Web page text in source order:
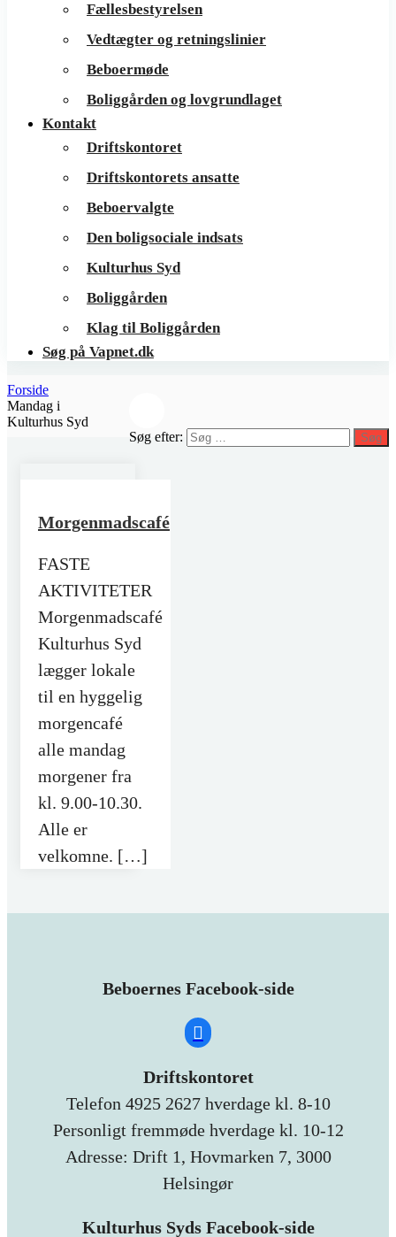
Fællesbestyrelsen
Vedtægter og retningslinier
Beboermøde
Boliggården og lovgrundlaget
Kontakt
Driftskontoret
Driftskontorets ansatte
Beboervalgte
Den boligsociale indsats
Kulturhus Syd
Boliggården
Klag til Boliggården
Søg på Vapnet.dk
Søg efter: Søg
Forside
Mandag i
Kulturhus Syd
Morgenmadscafé
FASTE
AKTIVITETER
Morgenmadscafé
Kulturhus Syd
lægger lokale
til en hyggelig
morgencafé
alle mandag
morgener fra
kl. 9.00-10.30.
Alle er
velkomne. […]
Beboernes Facebook-side
Driftskontoret
Telefon 4925 2627 hverdage kl. 8-10
Personligt fremmøde hverdage kl. 10-12
Adresse: Drift 1, Hovmarken 7, 3000
Helsingør
Kulturhus Syds Facebook-side